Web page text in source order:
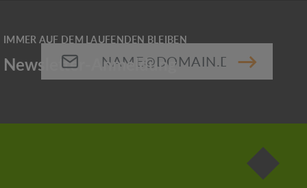
Pflichtfelder.